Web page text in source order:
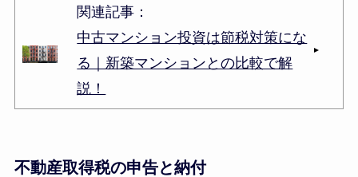
関連記事：
中古マンション投資は節税対策にな
る｜新築マンションとの比較で解
説！
不動産取得税の申告と納付